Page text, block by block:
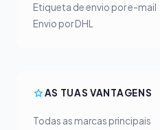
Etiqueta de envio por e-mail
Envio por DHL
AS TUAS VANTAGENS
Todas as marcas principais